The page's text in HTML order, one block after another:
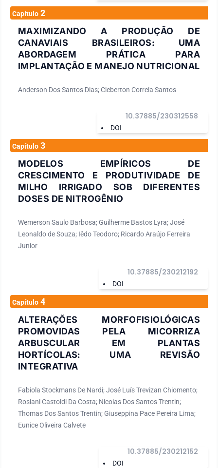
Capítulo 2
MAXIMIZANDO A PRODUÇÃO DE
CANAVIAIS BRASILEIROS: UMA
ABORDAGEM PRÁTICA PARA
IMPLANTAÇÃO E MANEJO NUTRICIONAL
Anderson Dos Santos Dias; Cleberton Correia Santos
DOI
10.37885/230312558
Capítulo 3
MODELOS EMPÍRICOS DE
CRESCIMENTO E PRODUTIVIDADE DE
MILHO IRRIGADO SOB DIFERENTES
DOSES DE NITROGÊNIO
Wemerson Saulo Barbosa; Guilherme Bastos Lyra; José
Leonaldo de Souza; Iêdo Teodoro; Ricardo Araújo Ferreira
Junior
DOI
10.37885/230212192
Capítulo 4
ALTERAÇÕES MORFOFISIOLÓGICAS
PROMOVIDAS PELA MICORRIZA
ARBUSCULAR EM PLANTAS
HORTÍCOLAS: UMA REVISÃO
INTEGRATIVA
Fabiola Stockmans De Nardi; José Luís Trevizan Chiomento;
Rosiani Castoldi Da Costa; Nicolas Dos Santos Trentin;
Thomas Dos Santos Trentin; Giuseppina Pace Pereira Lima;
Eunice Oliveira Calvete
DOI
10.37885/230212152